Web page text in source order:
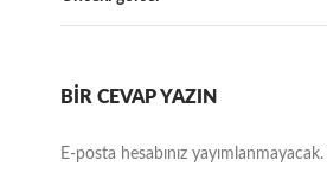
BIR CEVAP YAZIN
E-posta hesabınız yayımlanmayacak.